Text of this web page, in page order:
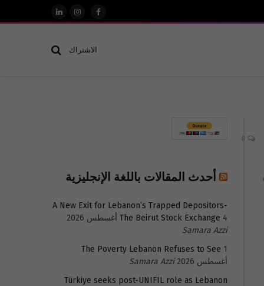
فيسبوكالانستغرام
لينكدإن
الاشتراك
أحدث المقالات باللغة الإنجليزية
A New Exit for Lebanon’s Trapped Depositors-
The Beirut Stock Exchange 4 أغسطس 2026
Samara Azzi
The Poverty Lebanon Refuses to See 1
أغسطس 2026
Samara Azzi
Türkiye seeks post-UNIFIL role as Lebanon